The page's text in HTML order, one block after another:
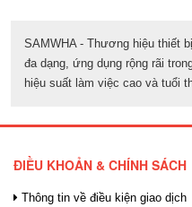
SAMWHA - Thương hiệu thiết
đa dạng, ứng dụng rộng rãi
hiệu suất làm việc cao và tuổi
ĐIỀU KHOẢN & CHÍNH SÁCH
Thông tin về điều kiện giao dịch